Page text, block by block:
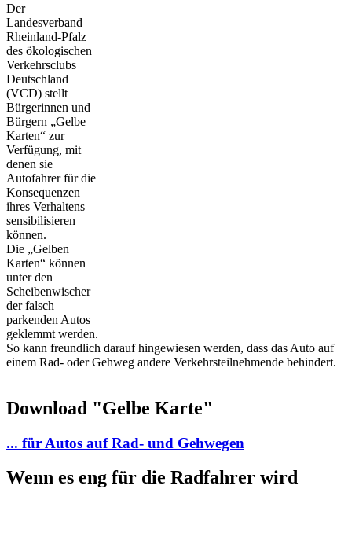
Der
Landesverband
Rheinland-Pfalz
des ökologischen
Verkehrsclubs
Deutschland
(VCD) stellt
Bürgerinnen und
Bürgern „Gelbe
Karten“ zur
Verfügung, mit
denen sie
Autofahrer für die
Konsequenzen
ihres Verhaltens
sensibilisieren
können.
Die „Gelben
Karten“ können
unter den
Scheibenwischer
der falsch
parkenden Autos
geklemmt werden.
So kann freundlich darauf hingewiesen werden, dass das Auto auf
einem Rad- oder Gehweg andere Verkehrsteilnehmende behindert.
Download "Gelbe Karte"
... für Autos auf Rad- und Gehwegen
Wenn es eng für die Radfahrer wird